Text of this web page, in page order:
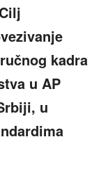
kadra
u AP
u